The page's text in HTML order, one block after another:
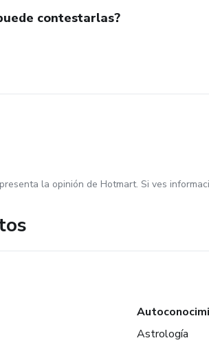
contestarlas?
la opinión de Hotmart. Si ves
Astrología